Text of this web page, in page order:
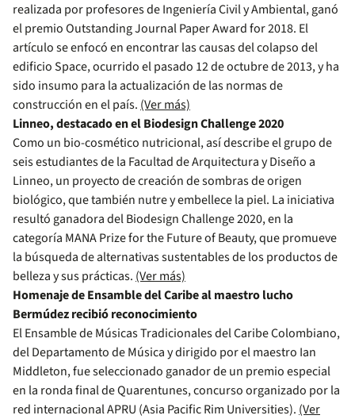
realizada por profesores de Ingeniería Civil y Ambiental, ganó
el premio Outstanding Journal Paper Award for 2018. El
artículo se enfocó en encontrar las causas del colapso del
edificio Space, ocurrido el pasado 12 de octubre de 2013, y ha
sido insumo para la actualización de las normas de
construcción en el país. (Ver más)
Linneo, destacado en el Biodesign Challenge 2020
Como un bio-cosmético nutricional, así describe el grupo de
seis estudiantes de la Facultad de Arquitectura y Diseño a
Linneo, un proyecto de creación de sombras de origen
biológico, que también nutre y embellece la piel. La iniciativa
resultó ganadora del Biodesign Challenge 2020, en la
categoría MANA Prize for the Future of Beauty, que promueve
la búsqueda de alternativas sustentables de los productos de
belleza y sus prácticas. (Ver más)
Homenaje de Ensamble del Caribe al maestro lucho
Bermúdez recibió reconocimiento
El Ensamble de Músicas Tradicionales del Caribe Colombiano,
del Departamento de Música y dirigido por el maestro Ian
Middleton, fue seleccionado ganador de un premio especial
en la ronda final de Quarentunes, concurso organizado por la
red internacional APRU (Asia Pacific Rim Universities). (Ver